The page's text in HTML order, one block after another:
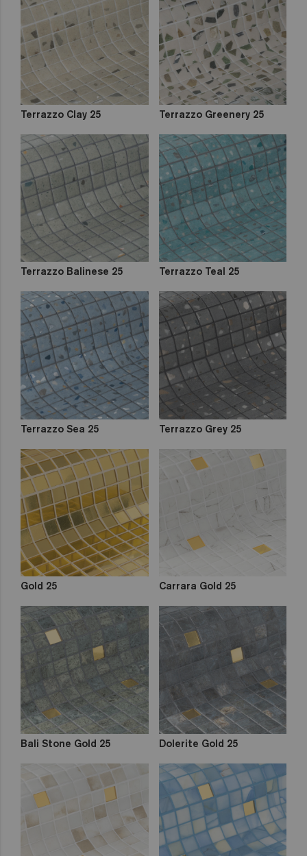
Iridescent
Cocktail
Metal
Space
Fosfo
Lisa
Niebla
Mix
Degradados
Terrazzo Clay 25 Terrazzo Greenery 25
Terrazzo Balinese 25 Terrazzo Teal 25
Terrazzo Sea 25 Terrazzo Grey 25
Gold 25 Carrara Gold 25
Bali Stone Gold 25 Dolerite Gold 25